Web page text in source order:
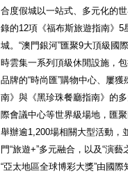
合度假城以一站式、多元化的
錄的12項《福布斯旅遊指南》
城。“澳門銀河”匯聚9大頂級國
時雲集一系列頂級休閒設施，
品牌的“時尚匯”購物中心、屢
南》與《黑珍珠餐廳指南》的
際會議中心等世界級場地，匯
舉辦逾1,200場相關大型活動，
門“旅遊+”多元融合，以及“演藝
“亞太地區全球博彩大獎”由國